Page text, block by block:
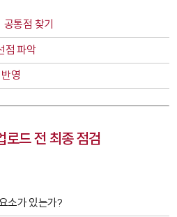
통점 찾기
점 파악
영
로드 전 최종 점검
소가 있는가?